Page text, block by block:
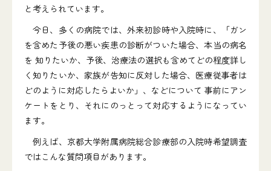
と考えられています。
今日、多くの病院では、外来初診時や入院時に、「ガン
を含めた予後の悪い疾患の診断がついた場合、本当の病名
を 知りたいか、予後、治療法の選択も含めてどの程度詳し
く知りたいか、家族が告知に反対した場合、医療従事者は
どのように対応したらよいか」、などについて 事前にアン
ケートをとり、それにのっとって対応するようになってい
ます。
例えば、京都大学附属病院総合診療部の入院時希望調査
ではこんな質問項目があります。